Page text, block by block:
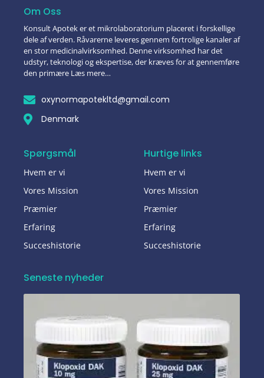
Om Oss
Konsult Apotek er et mikrolaboratorium placeret i forskellige
dele af verden. Råvarerne leveres gennem fortrolige kanaler af
en stor medicinalvirksomhed. Denne virksomhed har det
udstyr, teknologi og ekspertise, der kræves for at gennemføre
den primære Læs mere…
oxynormapotekltd@gmail.com
Denmark
Spørgsmål
Hvem er vi
Vores Mission
Præmier
Erfaring
Succeshistorie
Hurtige links
Hvem er vi
Vores Mission
Præmier
Erfaring
Succeshistorie
Seneste nyheder